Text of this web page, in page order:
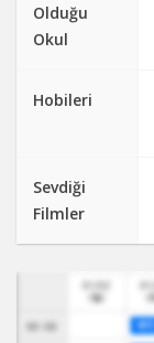
Olduğu
Okul
Hobileri
Sevdiği
Filmler